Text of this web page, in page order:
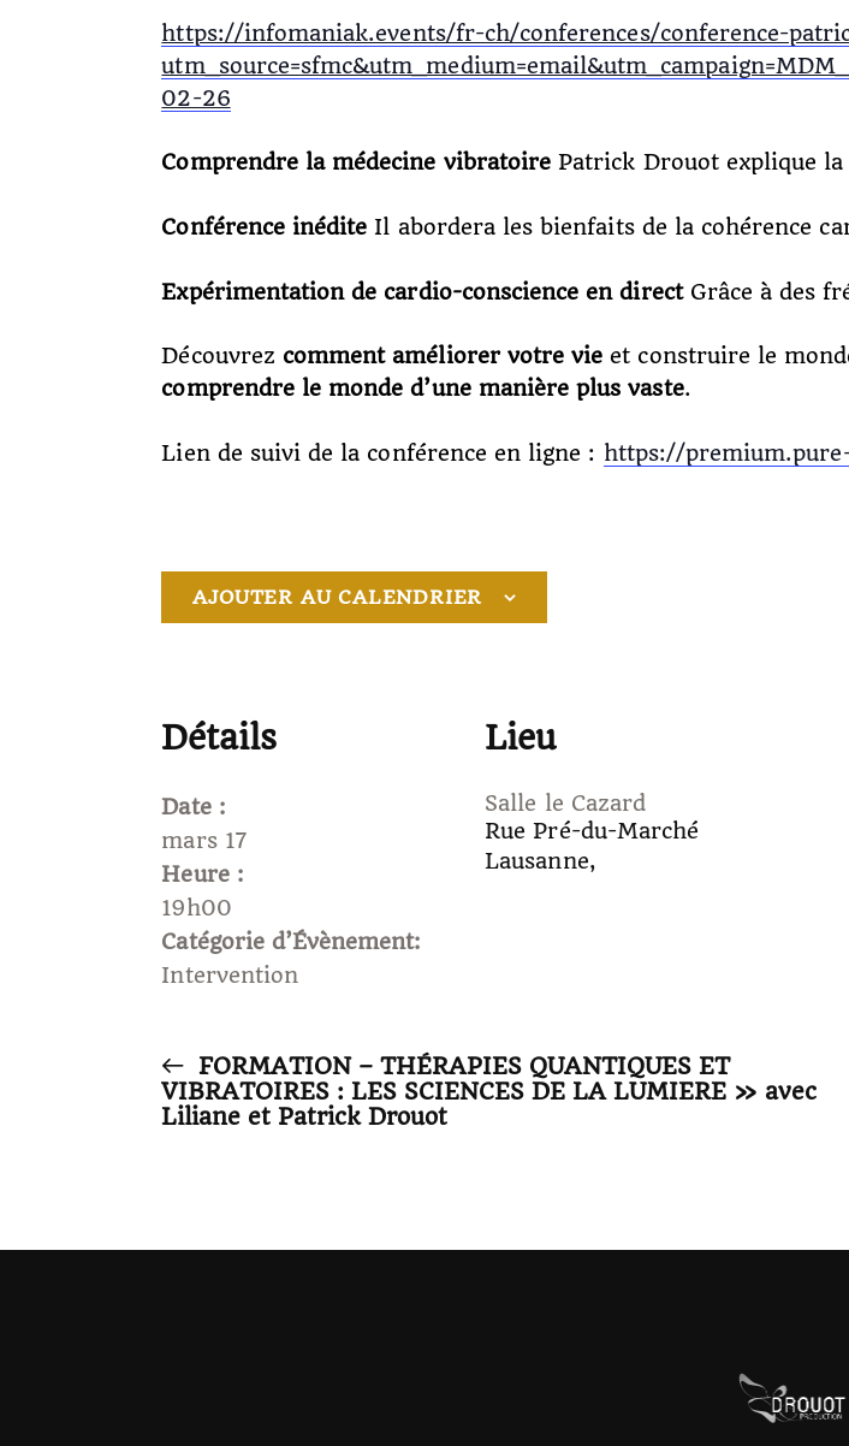
https://infomaniak.events/fr-ch/conferences/conference-
02-26
Comprendre la médecine vibratoire Patrick Drouot explique
Conférence inédite Il abordera les bienfaits de la cohérence
Expérimentation de cardio-conscience en directGrâce à des
Découvrez comment améliorer votre vie et construire le
comprendre le monde d’une manière plus vaste.
Lien de suivi de la conférence en ligne : https://
AJOUTER AU CALENDRIER
Détails
Date :
mars 17
Heure :
19h00
Catégorie d’Évènement:
Intervention
Lieu
Salle le Cazard
Rue Pré-du-Marché
Lausanne,
FORMATION – THÉRAPIES QUANTIQUES ET
VIBRATOIRES : LES SCIENCES DE LA LUMIERE » avec
Liliane et Patrick Drouot